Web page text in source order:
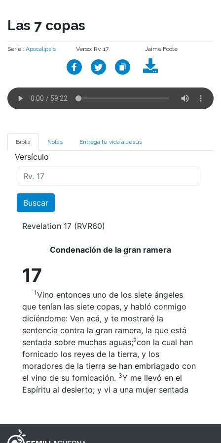
Las 7 copas
Serie : Apocalipsis Verso: Rv. 17 Jaime Foote
Biblia Notas Entrega tu vida a Jesús